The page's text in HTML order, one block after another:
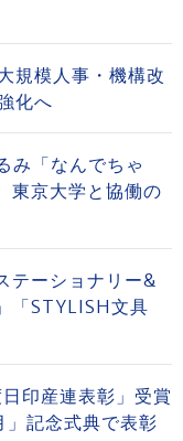
規模人事・機構改
化へ
「なんでちゃ
京大学と協働の
テーショナリー&
「STYLISH文具
印産連表彰」受賞
記念式典で表彰